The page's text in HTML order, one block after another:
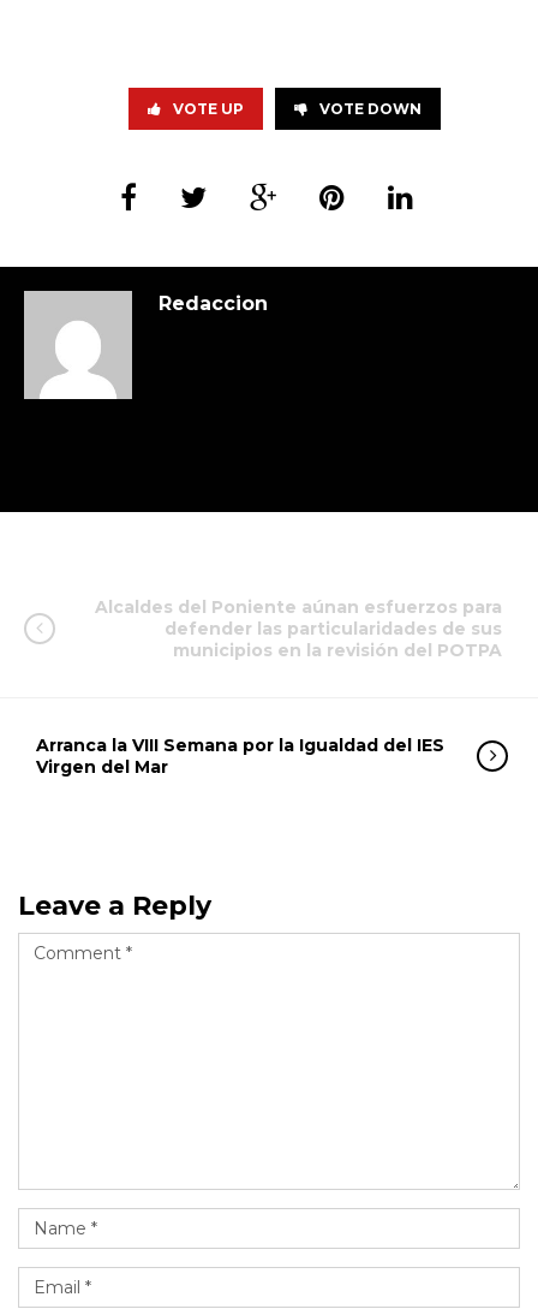
VOTE UP VOTE DOWN
Redaccion
Alcaldes del Poniente aúnan esfuerzos para
defender las particularidades de sus
municipios en la revisión del POTPA
Arranca la VIII Semana por la Igualdad del IES
Virgen del Mar
Leave a Reply